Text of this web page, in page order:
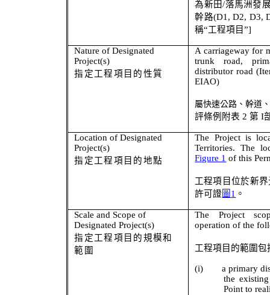
為新田/落馬洲發
幹路(D1, D2, D3,
稱“工程項目”]
Nature of Designated
Project(s)
指定工程項目的性質
A carriageway for
trunk road,
distributor road
EIAO)
屬快速公路、幹道
評條例附表 2第 I
Location of Designated
Project(s)
指定工程項目的地點
The Project is
Territories. The
Figure 1 of this
工程項目位於新
許可證 圖 1 。
Scale and Scope of
Designated Project(s)
指定工程項目的規模和
範圍
The Project
operation of the
工程項目的範圍
(i)
a primary
the
Point to